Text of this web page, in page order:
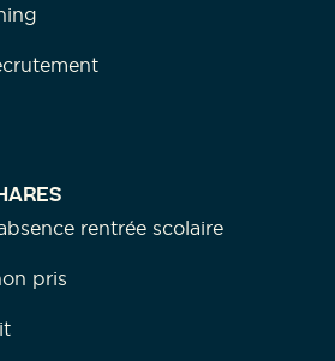
rentrée scolaire
pris